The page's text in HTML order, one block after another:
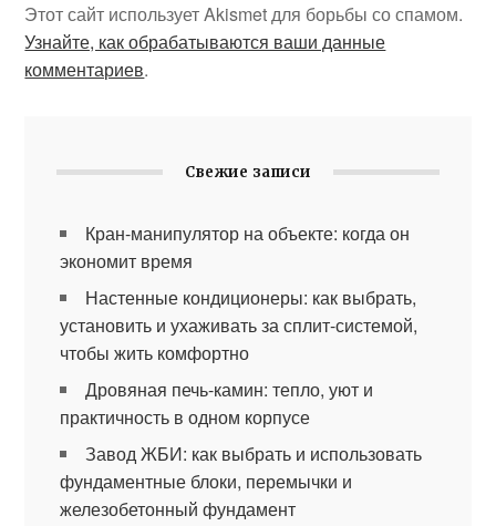
Этот сайт использует Akismet для борьбы со спамом.
Узнайте, как обрабатываются ваши данные
комментариев.
Свежие записи
Кран-манипулятор на объекте: когда он
экономит время
Настенные кондиционеры: как выбрать,
установить и ухаживать за сплит-системой,
чтобы жить комфортно
Дровяная печь-камин: тепло, уют и
практичность в одном корпусе
Завод ЖБИ: как выбрать и использовать
фундаментные блоки, перемычки и
железобетонный фундамент